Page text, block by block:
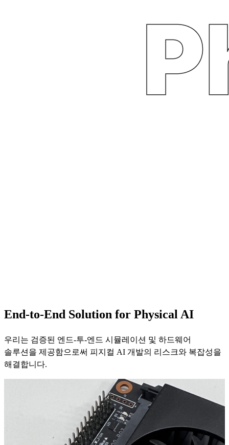
End-to-End Solution for Physical AI
우리는 검증된 엔드-투-엔드 시뮬레이션 및 하드웨어
솔루션을 제공함으로써 피지컬 AI 개발의 리스크와 복잡성을
해결합니다.